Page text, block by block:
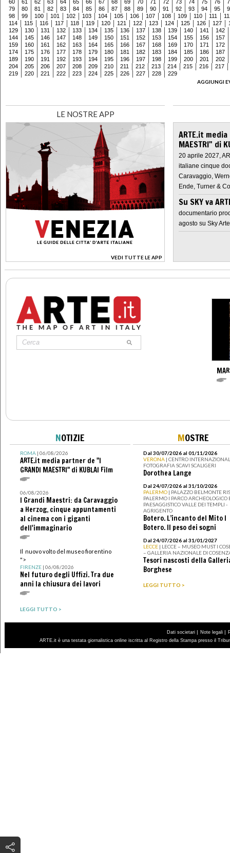
60 61 62 63 64 65 66 67 68 69 70 71 72 73 74 75 76
79
80 81 82 83 84 85 86 87 88 89 90 91 92 93 94 95
98
99 100 101 102 103 104 105 106 107 108 109 110 111
114
115 116 117 118 119 120 121 122 123 124 125 126 127
129
130 131 132 133 134 135 136 137 138 139 140 141
142
144
145 146 147 148 149 150 151 152 153 154 155 156
157
159
160 161 162 163 164 165 166 167 168 169 170 171
172
174
175 176 177 178 179 180 181 182 183 184 185 186
187
189
190 191 192 193 194 195 196 197 198 199 200 201
202
204
205 206 207 208 209 210 211 212 213 214 215 216
217
219
220 221 222 223 224 225 226 227 228
229
AGGIUNGI
LE NOSTRE APP
VEDI TUTTE LE APP
>
ARTE.it
MAESTRI" di
20 aprile 2027,
italiane cinque
Caravaggio,
Ende, Turner &
Su SKY va
documentario
agosto su Sky Arte
NOTIZIE
ROMA| 06/08/2026
ARTE.it media partner de "I
GRANDI MAESTRI" di KUBLAI Film
06/08/2026
I Grandi Maestri: da Caravaggio
a Herzog, cinque appuntamenti
al cinema con i giganti
dell'immaginario
Il nuovo volto del museo fiorentino
">
FIRENZE| 06/08/2026
Nel futuro degli Uffizi. Tra due
anni la chiusura dei lavori
LEGGI TUTTO >
MOSTRE
Dal 30/07/2026 al 01/11/2026
VERONA | CENTRO
FOTOGRAFIA SCAVI SCALIGERI
Dorothea Lange
Dal 24/07/2026 al 31/10/2026
PALERMO | PALAZZO BELMONTE
PALERMO I PARCO ARCHEOLOGICO
PAESAGGISTICO VALLE DEI TEMPLI -
AGRIGENTO
Botero. L’incanto del Mito I
Botero. Il peso dei sogni
Dal 24/07/2026 al 31/01/2027
LECCE | LECCE – MUSEO MUST I
– GALLERIA NAZIONALE DI
Tesori nascosti della
Borghese
LEGGI TUTTO >
Dati societari | Note legali |
ARTE.it è una testata giornalistica online iscritta al Registro della Stampa presso il